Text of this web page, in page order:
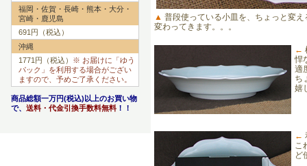
▲ 普段使っている小皿を、ちょっと変
変わってきます。。。
←
悍
適
ち
嬉
←
こ
ど
福岡・佐賀・長崎・熊本・大分・
宮崎・鹿児島
691円（税込）
沖縄
1771円（税込） ※ お届けに「ゆう
パック」を利用する場合がござい
ますので、予めご了承ください。
商品総額一万円(税込)以上のお買い物
で、 送料・代金引換手数料無料 ！！